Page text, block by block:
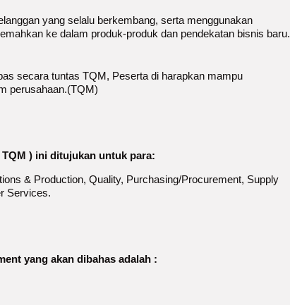
yang selalu berkembang, serta menggunakan
ke dalam produk-produk dan pendekatan bisnis baru.
secara tuntas TQM, Peserta di harapkan mampu
perusahaan.(TQM)
) ini ditujukan untuk para:
& Production, Quality, Purchasing/Procurement, Supply
Services.
yang akan dibahas adalah :